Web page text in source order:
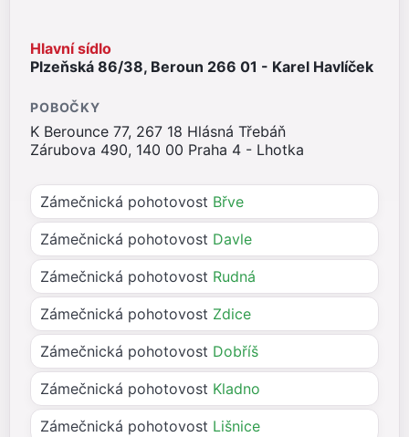
Zámečnická pohotovost Břve
Zámečnická pohotovost Davle
Zámečnická pohotovost Rudná
Zámečnická pohotovost Zdice
Zámečnická pohotovost Dobříš
Zámečnická pohotovost Kladno
Zámečnická pohotovost Lišnice
Hlavní sídlo
Plzeňská 86/38, Beroun 266 01 - Karel Havlíček
POBOČKY
K Berounce 77, 267 18 Hlásná Třebáň
Zárubova 490, 140 00 Praha 4 - Lhotka